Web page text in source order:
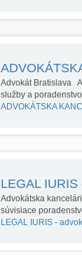
Advokát Bratislava
služby a
ADVOKÁTSKA
LEGAL
Advokátska
súvisiace
LEGAL IURIS -